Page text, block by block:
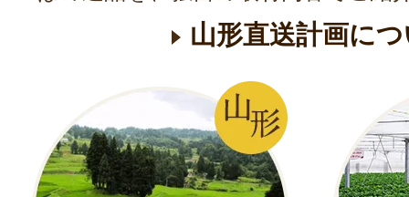
山形直送計画に